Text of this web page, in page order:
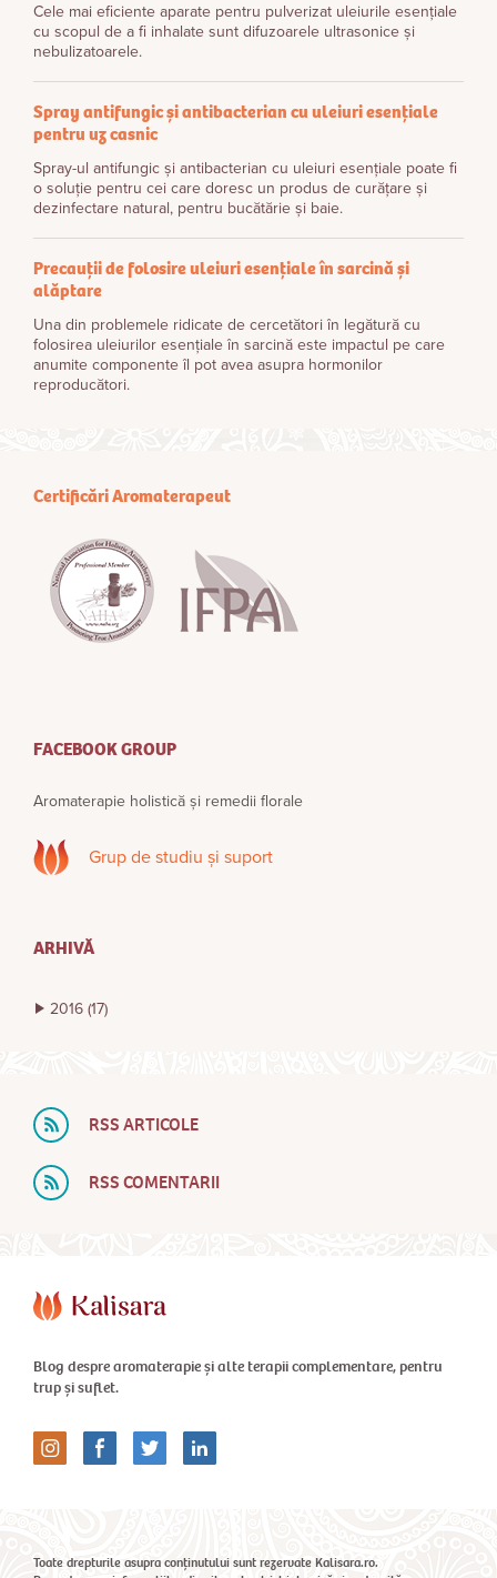
Cele mai eficiente aparate pentru pulverizat uleiurile esențiale
cu scopul de a fi inhalate sunt difuzoarele ultrasonice și
nebulizatoarele.
Spray antifungic și antibacterian cu uleiuri esențiale
pentru uz casnic
Spray-ul antifungic și antibacterian cu uleiuri esențiale poate fi
o soluție pentru cei care doresc un produs de curățare și
dezinfectare natural, pentru bucătărie și baie.
Precauții de folosire uleiuri esențiale în sarcină și
alăptare
Una din problemele ridicate de cercetători în legătură cu
folosirea uleiurilor esenţiale în sarcină este impactul pe care
anumite componente îl pot avea asupra hormonilor
reproducători.
Certificări Aromaterapeut
FACEBOOK GROUP
Aromaterapie holistică și remedii florale
Grup de studiu și suport
ARHIVĂ
2016 (17)
RSS ARTICOLE
RSS COMENTARII
Blog despre aromaterapie și alte terapii complementare, pentru
trup și suflet.
Toate drepturile asupra conținutului sunt rezervate Kalisara.ro.